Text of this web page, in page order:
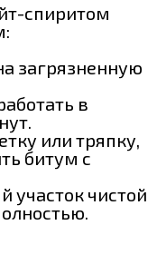
спиритом
загрязненную
в
или тряпку,
битум с
участок чистой